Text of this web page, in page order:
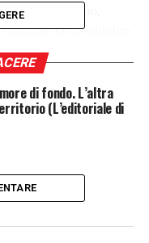
e territorio,
Archeologico
del Territorio
le giovani
del patrimonio
di incontri e
di Santa Severa,
gli studenti in un
di fondo. L’altra
(L’editoriale di